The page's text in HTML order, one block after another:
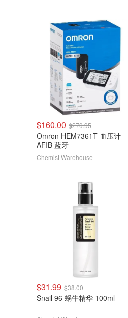
$160.00 $270.95
Omron HEM7361T 血压计
AFIB 蓝牙
Chemist Warehouse
$31.99 $38.00
Snail 96 蜗牛精华 100ml